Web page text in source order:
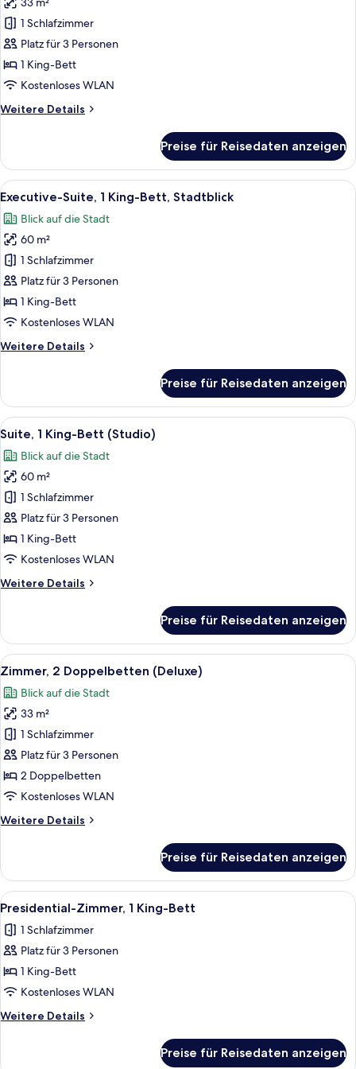
Zimmer,
1 King-
Bett
(Deluxe)
anzeigen
1 Schlafzimmer
Platz für 3 Personen
1 King-Bett
Kostenloses WLAN
Weitere Details
Weitere
1 King-
Bett
(Deluxe)
Preise für Reisedaten anzeigen
Alle
Fotos
für
Executive-
Suite,
1 King-
Bett,
Stadtblick
Ein modernes Hotelzimmer mit
6
Executive-Suite, 1 King-Bett, Stadtblick
Blick auf die Stadt
60 m²
1 Schlafzimmer
Platz für 3 Personen
1 King-Bett
Kostenloses WLAN
Weitere Details
Weitere
Suite,
1 King-
Bett,
Preise für Reisedaten anzeigen
Alle
Fotos
für
Suite,
1 King-
Bett
(Studio)
anzeigen
Ein modernes Hotelzimmer mit
7
Suite, 1 King-Bett (Studio)
Blick auf die Stadt
60 m²
1 Schlafzimmer
Platz für 3 Personen
1 King-Bett
Kostenloses WLAN
Weitere Details
Weitere
1 King-
Bett
(Studio)
Preise für Reisedaten anzeigen
Alle
Fotos
für
Zimmer,
2 Doppelbetten
(Deluxe)
anzeigen
Ein Hotelzimmer mit zwei Betten,
6
Zimmer, 2 Doppelbetten (Deluxe)
Blick auf die Stadt
33 m²
1 Schlafzimmer
Platz für 3 Personen
2 Doppelbetten
Kostenloses WLAN
Weitere Details
Weitere
2 Doppelbetten
(Deluxe)
Preise für Reisedaten anzeigen
Alle
Fotos
für
Presidential-
Zimmer,
1 King-
Bett
anzeigen
Ein modernes Wohnzimmer mit
5
Presidential-Zimmer, 1 King-Bett
1 Schlafzimmer
Platz für 3 Personen
1 King-Bett
Kostenloses WLAN
Weitere Details
Weitere
Preise für Reisedaten anzeigen